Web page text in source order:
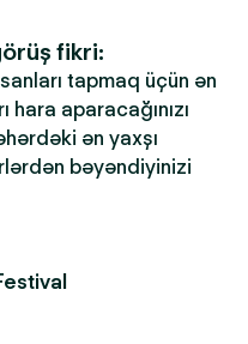
fikri:
tapmaq üçün ən
hara aparacağınızı
ən yaxşı
bəyəndiyinizi